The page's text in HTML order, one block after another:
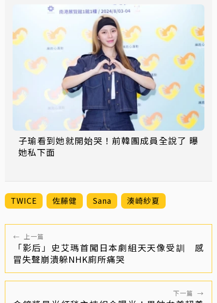
子瑜看到她就開始哭！前韓團成員全說了 曝
她私下面
TWICE 佐藤健 Sana 湊崎紗夏
← 上一篇
「影后」史艾瑪首闖日本劇組天天像受訓 感
冒失聲崩潰躲NHK廁所痛哭
下一篇 →